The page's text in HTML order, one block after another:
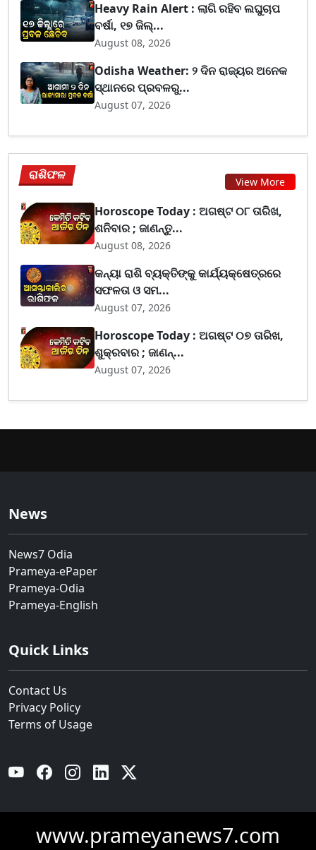
Heavy Rain Alert : ଲାଗି ରହିବ ଲଘୁଚାପ
ବର୍ଷା, ୧୭ ଜିଲ୍...
August 08, 2026
Odisha Weather: ୨ ଦିନ ରାଜ୍ୟର ଅନେକ
ସ୍ଥାନରେ ପ୍ରବଳରୁ...
August 07, 2026
ରାଶିଫଳ View More
Horoscope Today : ଅଗଷ୍ଟ ୦୮ ତାରିଖ,
ଶନିବାର ; ଜାଣନ୍ତୁ...
August 08, 2026
କନ୍ୟା ରାଶି ବ୍ୟକ୍ତିଙ୍କୁ କାର୍ଯ୍ୟକ୍ଷେତ୍ରରେ
ସଫଳତା ଓ ସମ...
August 07, 2026
Horoscope Today : ଅଗଷ୍ଟ ୦୭ ତାରିଖ,
ଶୁକ୍ରବାର ; ଜାଣନ୍...
August 07, 2026
News
News7 Odia
Prameya-ePaper
Prameya-Odia
Prameya-English
Quick Links
Contact Us
Privacy Policy
Terms of Usage
YouTube Facebook Instagram Linkedin
www.prameyanews7.com